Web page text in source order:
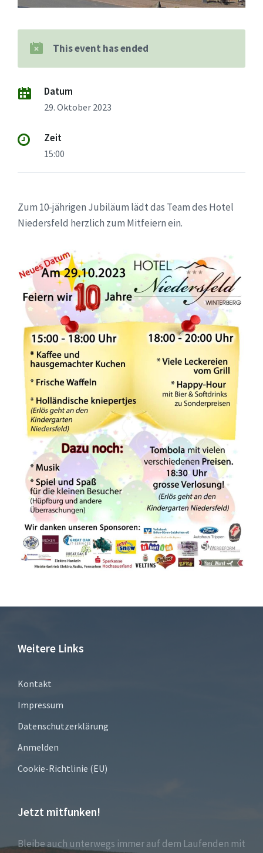
This event has ended
Datum
29. Oktober 2023
Zeit
15:00
Zum 10-jährigen Jubiläum lädt das Team des Hotel
Niedersfeld herzlich zum Mitfeiern ein.
Weitere Links
Kontakt
Impressum
Datenschutzerklärung
Anmelden
Cookie-Richtlinie (EU)
Jetzt mitfunken!
Bleibe auch unterwegs immer auf dem Laufenden mit